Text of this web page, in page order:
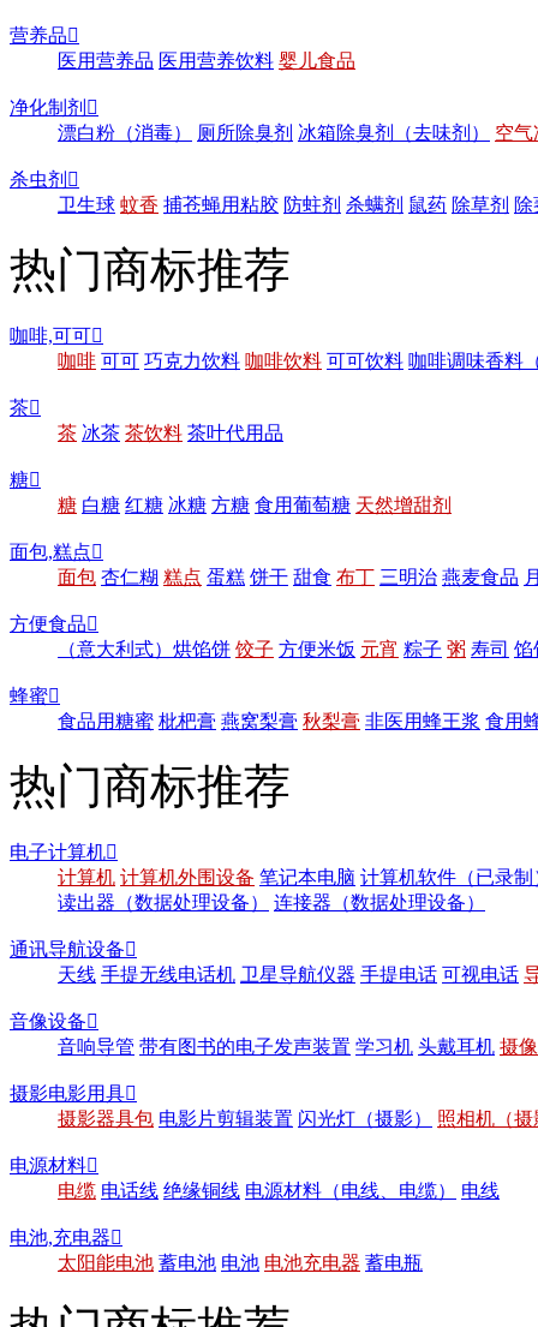
营养品
医用营养品 医用营养饮料 婴儿食品
净化制剂 
漂白粉（消毒）
厕所除臭剂 冰箱除臭剂（去味剂） 空气
杀虫剂 
卫生球 蚊香 捕苍蝇用粘胶 防蛀剂 杀螨剂 鼠药 除草剂
热门商标推荐
咖啡,可可
咖啡 可可 巧克力饮料 咖啡饮料 可可饮料 咖啡调味香料
茶
茶 冰茶 茶饮料 茶叶代用品
糖
糖 白糖 红糖 冰糖 方糖 食用葡萄糖 天然增甜剂
面包,糕点
面包 杏仁糊 糕点 蛋糕 饼干 甜食 布丁 三明治 燕麦食品
方便食品
（意大利式）烘馅饼 饺子 方便米饭 元宵 粽子 粥 寿司 馅
蜂蜜
食品用糖蜜 枇杷膏 燕窝梨膏 秋梨膏 非医用蜂王浆 食用
热门商标推荐
电子计算机
计算机 计算机外围设备 笔记本电脑 计算机软件（已录制
读出器（数据处理设备）
连接器（数据处理设备）
通讯导航设备
天线 手提无线电话机 卫星导航仪器 手提电话 可视电话
音像设备
音响导管 带有图书的电子发声装置 学习机 头戴耳机 摄
摄影电影用具
摄影器具包 电影片剪辑装置 闪光灯（摄影） 照相机（摄
电源材料
电缆 电话线 绝缘铜线 电源材料（电线、电缆） 电线
电池,充电器
太阳能电池 蓄电池 电池 电池充电器 蓄电瓶